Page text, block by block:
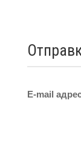
E-mail